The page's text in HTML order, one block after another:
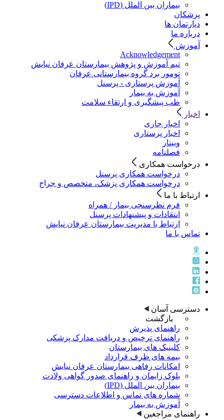
بیماران بین الملل (IPD)
پزشکان
دپارتمان ها
درباره ما
آموزش
Acknowledgement
تیم آموزش و پژوهش بیمارستان عرفان نیایش
تومور برد گروه بیمارستانی عرفان
آموزش پرستاری - پرسنل
آموزش به بیمار
طب پیشگیری و ارتقاء سلامت
اخبار
اخبار جاری
اخبار پرستاری
وبینار
فصلنامه
درخواست همکاری
درخواست همکاری پرسنل
درخواست همکاری پزشک، متخصص و جراح
ارتباط با ما
فرم نظرسنجی بیمار / همراه
انتقادات و پیشنهادات پرسنل
ارتباط با مدیریت بیمارستان عرفان نیایش
تماس با ما
دسترسی آسان
بازگشت
راهنمای پذيرش
راهنمای ترخيص و دريافت مدارک پزشکی
کلینیک های بیمارستان
بیمه های طرف قرارداد
امکانات رفاهی بیمارستان عرفان نیایش
بلوک زایمان و راهنمای صدور گواهی ولادت
بیماران بین الملل (IPD)
شماره های تماس و اطلاعات دسترسی
آموزش به بیمار
راهنمای مراجعین